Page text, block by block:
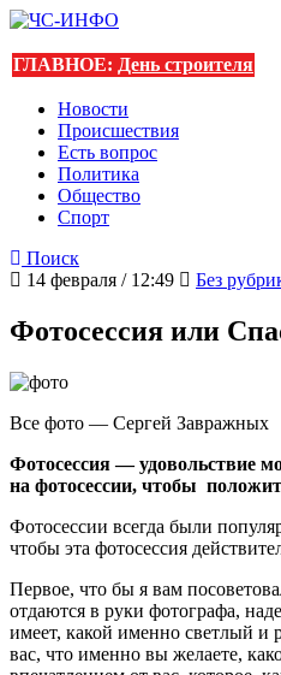
ГЛАВНОЕ: День строителя
Новости
Происшествия
Есть вопрос
Политика
Общество
Спорт
Поиск
14 февраля / 12:49
Без
Фотосессия или
Все фото — Сергей Завражных
Фотосессия — удовольствие
на фотосессии, чтобы
Фотосессии всегда были
чтобы эта фотосессия
Первое, что бы я вам
отдаются в руки фотографа,
имеет, какой именно светлый и
вас, что именно вы желаете,